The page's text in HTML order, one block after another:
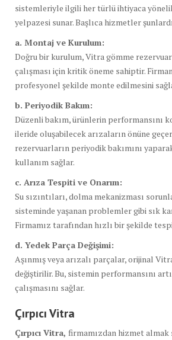
sistemleriyle ilgili her türlü ihtiyaca
yelpazesi sunar. Başlıca hizmetler
a. Montaj ve Kurulum:
Doğru bir kurulum, Vitra gömme
çalışması için kritik öneme sahiptir.
profesyonel şekilde monte edilmesini
b. Periyodik Bakım:
Düzenli bakım, ürünlerin performansını
ileride oluşabilecek arızaların önüne
rezervuarların periyodik bakımını
kullanım sağlar.
c. Arıza Tespiti ve Onarım:
Su sızıntıları, dolma mekanizması
sisteminde yaşanan problemler gibi sık
Firmamız tarafından hızlı bir şekilde
d. Yedek Parça Değişimi:
Aşınmış veya arızalı parçalar, orijinal
değiştirilir. Bu, sistemin performansını
çalışmasını sağlar.
Çırpıcı Vitra
Çırpıcı Vitra, firmamızdan hizmet almak